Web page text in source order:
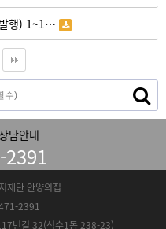
행) 1~1…
담안내
2391
재단 안양의집
2391
번길 32(석수1동 238-23)